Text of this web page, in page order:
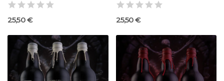
25,50 € 25,50 €